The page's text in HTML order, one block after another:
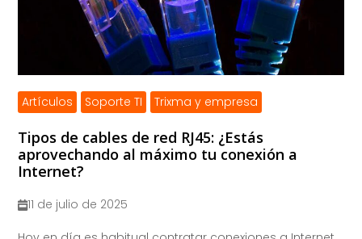
Artículos Soporte TI Trixma y empresa
Tipos de cables de red RJ45: ¿Estás
aprovechando al máximo tu conexión a
Internet?
11 de julio de 2025